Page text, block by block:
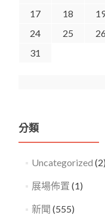
17
18
24
25 26
31
分類
Uncategorized (2)
展場佈置 (1)
新聞 (555)